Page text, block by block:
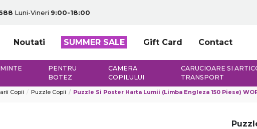
Luni-Vineri 9:00-18:00
Noutati SUMMER SALE Gift Card Contact
PENTRU
BOTEZ
CAMERA
COPILULUI
CARUCIOARE SI
TRANSPORT
Copii Puzzle Copii Puzzle Si Poster Harta Lumii (limba Engleza 150 Piese) WORLD MAP